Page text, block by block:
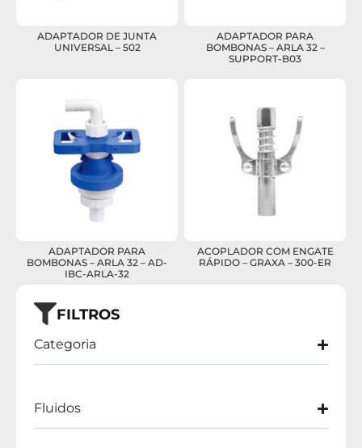
FILTROS
Categoria
Fluidos
ADAPTADOR DE JUNTA
UNIVERSAL – 502
ADAPTADOR PARA
BOMBONAS – ARLA 32 –
SUPPORT-B03
ADAPTADOR PARA
BOMBONAS – ARLA 32 – AD-
IBC-ARLA-32
ACOPLADOR COM ENGATE
RÁPIDO – GRAXA – 300-ER